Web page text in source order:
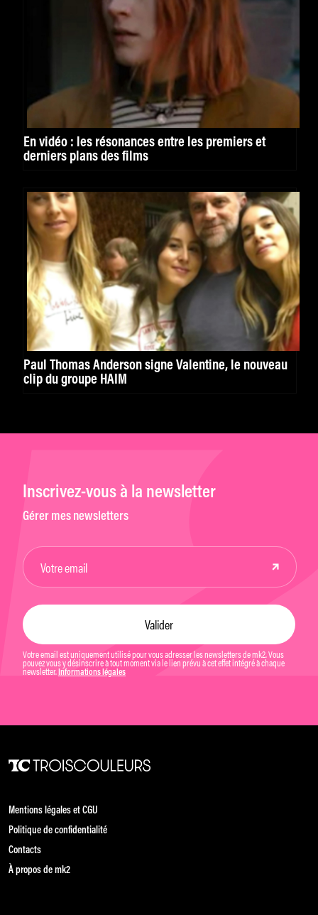
En vidéo : les résonances entre les premiers et
derniers plans des films
Paul Thomas Anderson signe Valentine, le nouveau
clip du groupe HAIM
Inscrivez-vous à la newsletter
Gérer mes newsletters
Votre email est uniquement utilisé pour vous adresser les newsletters de mk2. Vous
pouvez vous y désinscrire à tout moment via le lien prévu à cet effet intégré à chaque
newsletter. Informations légales
Mentions légales et CGU
Politique de confidentialité
Contacts
À propos de mk2